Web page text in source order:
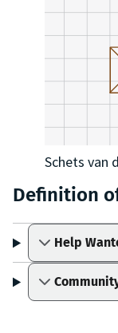
Schets van
Definition
Help